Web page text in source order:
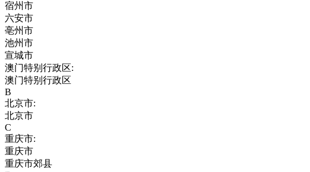
宿州市
六安市
亳州市
池州市
宣城市
澳门特别行政区:
澳门特别行政区
B
北京市:
北京市
C
重庆市:
重庆市
重庆市郊县